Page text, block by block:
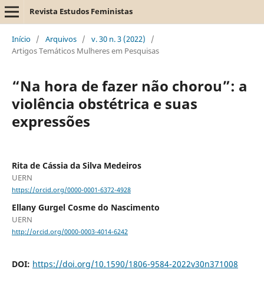
Revista Estudos Feministas
Início / Arquivos / v. 30 n. 3 (2022)
/
Artigos Temáticos Mulheres em Pesquisas
“Na hora de fazer não chorou”: a
violência obstétrica e suas
expressões
Rita de Cássia da Silva Medeiros
UERN
https://orcid.org/0000-0001-6372-4928
Ellany Gurgel Cosme do Nascimento
UERN
http://orcid.org/0000-0003-4014-6242
DOI: https://doi.org/10.1590/1806-9584-2022v30n371008